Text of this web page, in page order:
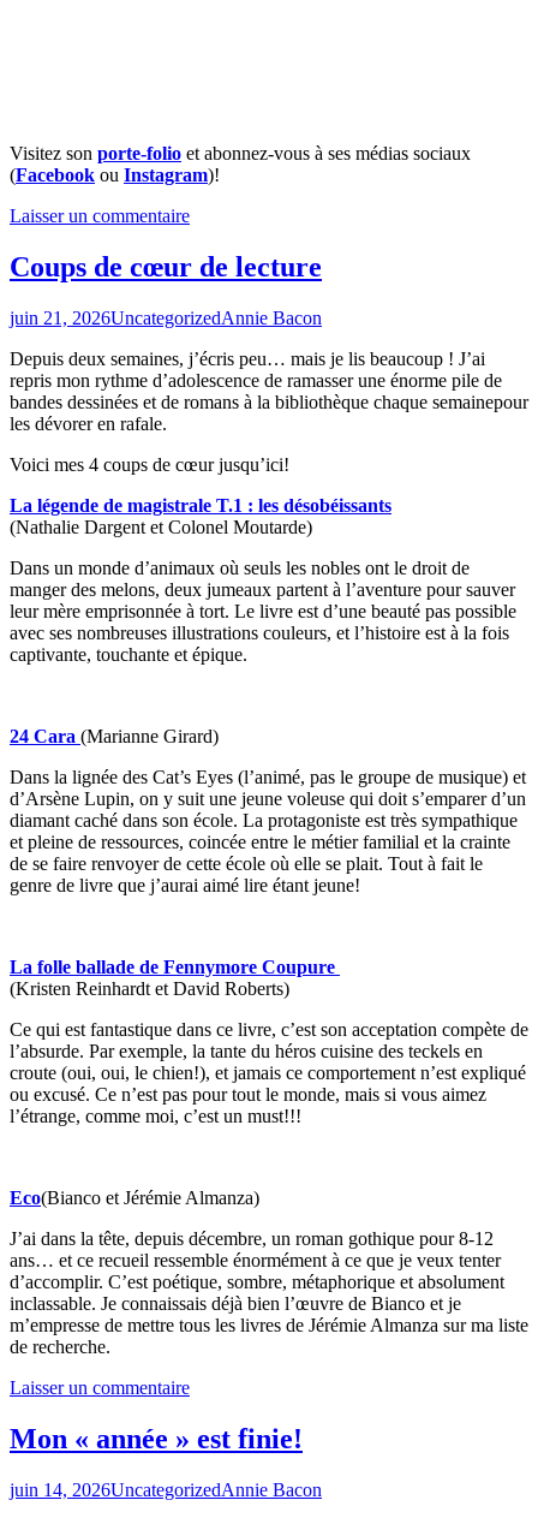
Visitez son porte-folio et abonnez-vous à ses médias sociaux
(Facebook ou Instagram)!
Laisser un commentaire
Coups de cœur de lecture
juin 21, 2026UncategorizedAnnie Bacon
Depuis deux semaines, j’écris peu… mais je lis beaucoup ! J’ai
repris mon rythme d’adolescence de ramasser une énorme pile de
bandes dessinées et de romans à la bibliothèque chaque semainepour
les dévorer en rafale.
Voici mes 4 coups de cœur jusqu’ici!
La légende de magistrale T.1 : les désobéissants
(Nathalie Dargent et Colonel Moutarde)
Dans un monde d’animaux où seuls les nobles ont le droit de
manger des melons, deux jumeaux partent à l’aventure pour sauver
leur mère emprisonnée à tort. Le livre est d’une beauté pas possible
avec ses nombreuses illustrations couleurs, et l’histoire est à la fois
captivante, touchante et épique.
24 Cara (Marianne Girard)
Dans la lignée des Cat’s Eyes (l’animé, pas le groupe de musique) et
d’Arsène Lupin, on y suit une jeune voleuse qui doit s’emparer d’un
diamant caché dans son école. La protagoniste est très sympathique
et pleine de ressources, coincée entre le métier familial et la crainte
de se faire renvoyer de cette école où elle se plait. Tout à fait le
genre de livre que j’aurai aimé lire étant jeune!
La folle ballade de Fennymore Coupure
(Kristen Reinhardt et David Roberts)
Ce qui est fantastique dans ce livre, c’est son acceptation compète de
l’absurde. Par exemple, la tante du héros cuisine des teckels en
croute (oui, oui, le chien!), et jamais ce comportement n’est expliqué
ou excusé. Ce n’est pas pour tout le monde, mais si vous aimez
l’étrange, comme moi, c’est un must!!!
Eco(Bianco et Jérémie Almanza)
J’ai dans la tête, depuis décembre, un roman gothique pour 8-12
ans… et ce recueil ressemble énormément à ce que je veux tenter
d’accomplir. C’est poétique, sombre, métaphorique et absolument
inclassable. Je connaissais déjà bien l’œuvre de Bianco et je
m’empresse de mettre tous les livres de Jérémie Almanza sur ma liste
de recherche.
Laisser un commentaire
Mon « année » est finie!
juin 14, 2026UncategorizedAnnie Bacon